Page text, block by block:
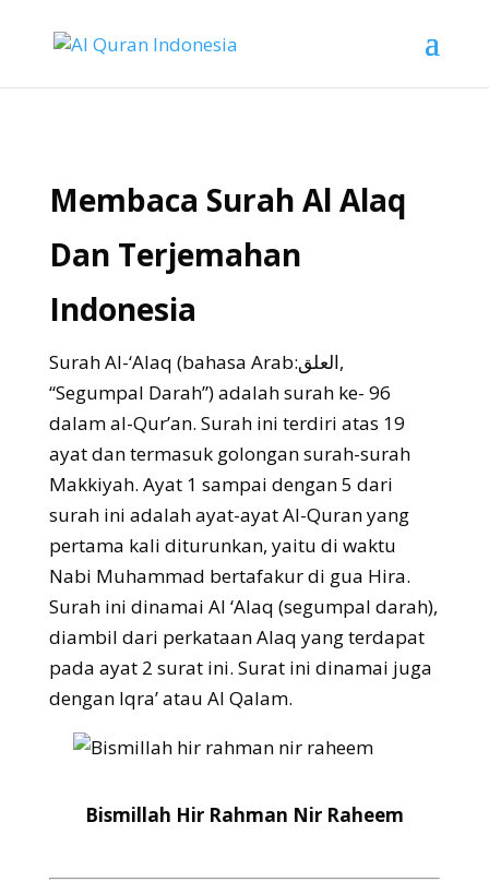
Membaca Surah Al Alaq
Dan Terjemahan
Indonesia
Surah Al-‘Alaq (bahasa Arab:العلق,
“Segumpal Darah”) adalah surah ke- 96
dalam al-Qur’an. Surah ini terdiri atas 19
ayat dan termasuk golongan surah-surah
Makkiyah. Ayat 1 sampai dengan 5 dari
surah ini adalah ayat-ayat Al-Quran yang
pertama kali diturunkan, yaitu di waktu
Nabi Muhammad bertafakur di gua Hira.
Surah ini dinamai Al ‘Alaq (segumpal darah),
diambil dari perkataan Alaq yang terdapat
pada ayat 2 surat ini. Surat ini dinamai juga
dengan Iqra’ atau Al Qalam.
Bismillah Hir Rahman Nir Raheem